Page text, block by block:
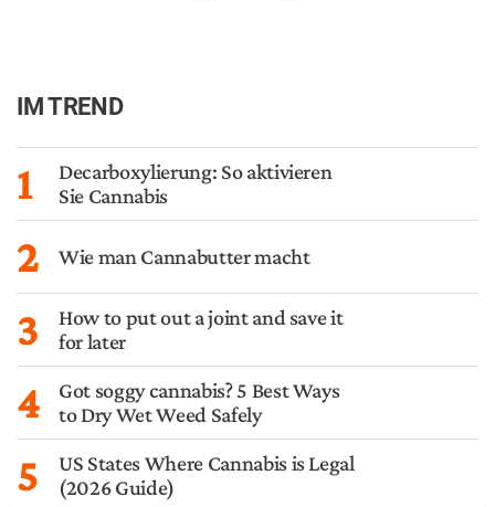
IM TREND
1
Decarboxylierung: So aktivieren
Sie Cannabis
2 Wie man Cannabutter macht
3
How to put out a joint and save it
for later
4
Got soggy cannabis? 5 Best Ways
to Dry Wet Weed Safely
5
US States Where Cannabis is Legal
(2026 Guide)